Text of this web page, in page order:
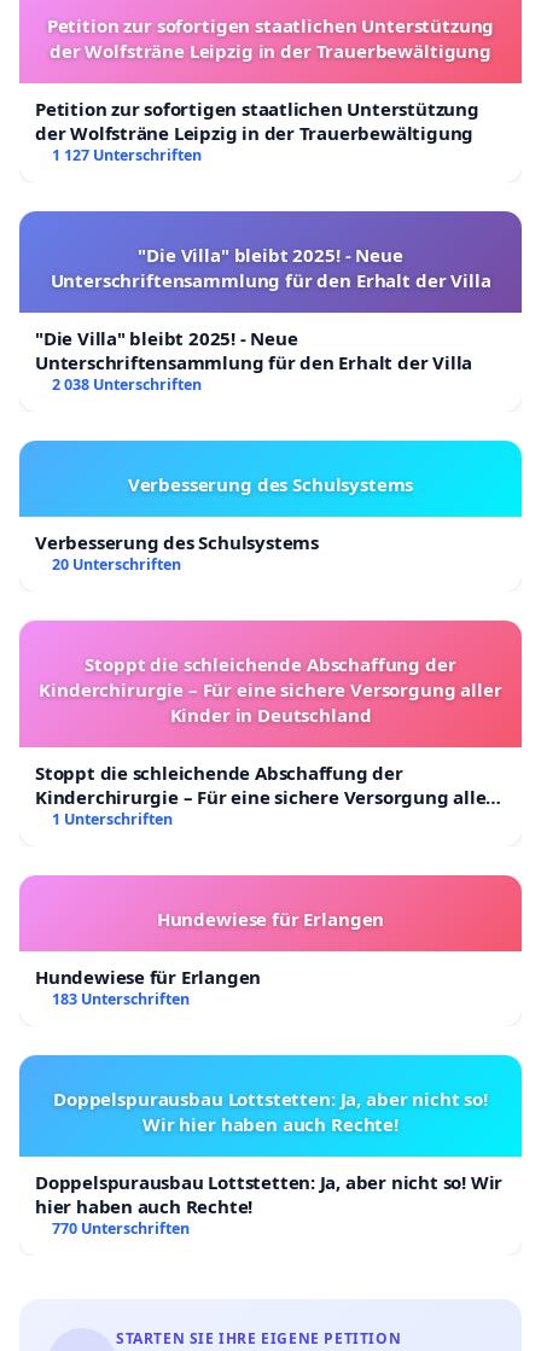
Petition zur sofortigen staatlichen Unterstützung
der Wolfsträne Leipzig in der Trauerbewältigung
Petition zur sofortigen staatlichen Unterstützung
der Wolfsträne Leipzig in der Trauerbewältigung
1 127 Unterschriften
"Die Villa" bleibt 2025! - Neue
Unterschriftensammlung für den Erhalt der Villa
"Die Villa" bleibt 2025! - Neue
Unterschriftensammlung für den Erhalt der Villa
2 038 Unterschriften
Verbesserung des Schulsystems
Verbesserung des Schulsystems
20 Unterschriften
Stoppt die schleichende Abschaffung der
Kinderchirurgie – Für eine sichere Versorgung aller
Kinder in Deutschland
Stoppt die schleichende Abschaffung der
Kinderchirurgie – Für eine sichere Versorgung aller
Kinder in Deutschland
1 Unterschriften
Hundewiese für Erlangen
Hundewiese für Erlangen
183 Unterschriften
Doppelspurausbau Lottstetten: Ja, aber nicht so!
Wir hier haben auch Rechte!
Doppelspurausbau Lottstetten: Ja, aber nicht so! Wir
hier haben auch Rechte!
770 Unterschriften
STARTEN SIE IHRE EIGENE PETITION